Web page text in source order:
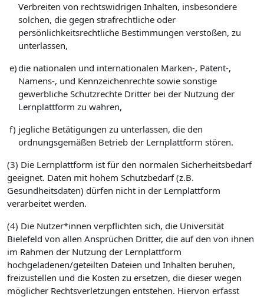
Verbreiten von rechtswidrigen Inhalten, insbesondere
solchen, die gegen strafrechtliche oder
persönlichkeitsrechtliche Bestimmungen verstoßen, zu
unterlassen,
e)die nationalen und internationalen Marken-, Patent-,
Namens-, und Kennzeichenrechte sowie sonstige
gewerbliche Schutzrechte Dritter bei der Nutzung der
Lernplattform zu wahren,
f) jegliche Betätigungen zu unterlassen, die den
ordnungsgemäßen Betrieb der Lernplattform stören.
(3) Die Lernplattform ist für den normalen Sicherheitsbedarf
geeignet. Daten mit hohem Schutzbedarf (z.B.
Gesundheitsdaten) dürfen nicht in der Lernplattform
verarbeitet werden.
(4) Die Nutzer*innen verpflichten sich, die Universität
Bielefeld von allen Ansprüchen Dritter, die auf den von ihnen
im Rahmen der Nutzung der Lernplattform
hochgeladenen/geteilten Dateien und Inhalten beruhen,
freizustellen und die Kosten zu ersetzen, die dieser wegen
möglicher Rechtsverletzungen entstehen. Hiervon erfasst